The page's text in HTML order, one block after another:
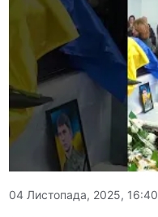
04 Листопада, 2025, 16:40